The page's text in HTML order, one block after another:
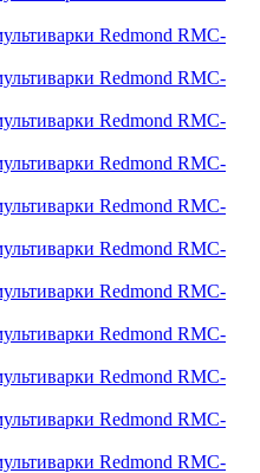
Redmond RMC-
Redmond RMC-
Redmond RMC-
Redmond RMC-
Redmond RMC-
Redmond RMC-
Redmond RMC-
Redmond RMC-
Redmond RMC-
Redmond RMC-
Redmond RMC-